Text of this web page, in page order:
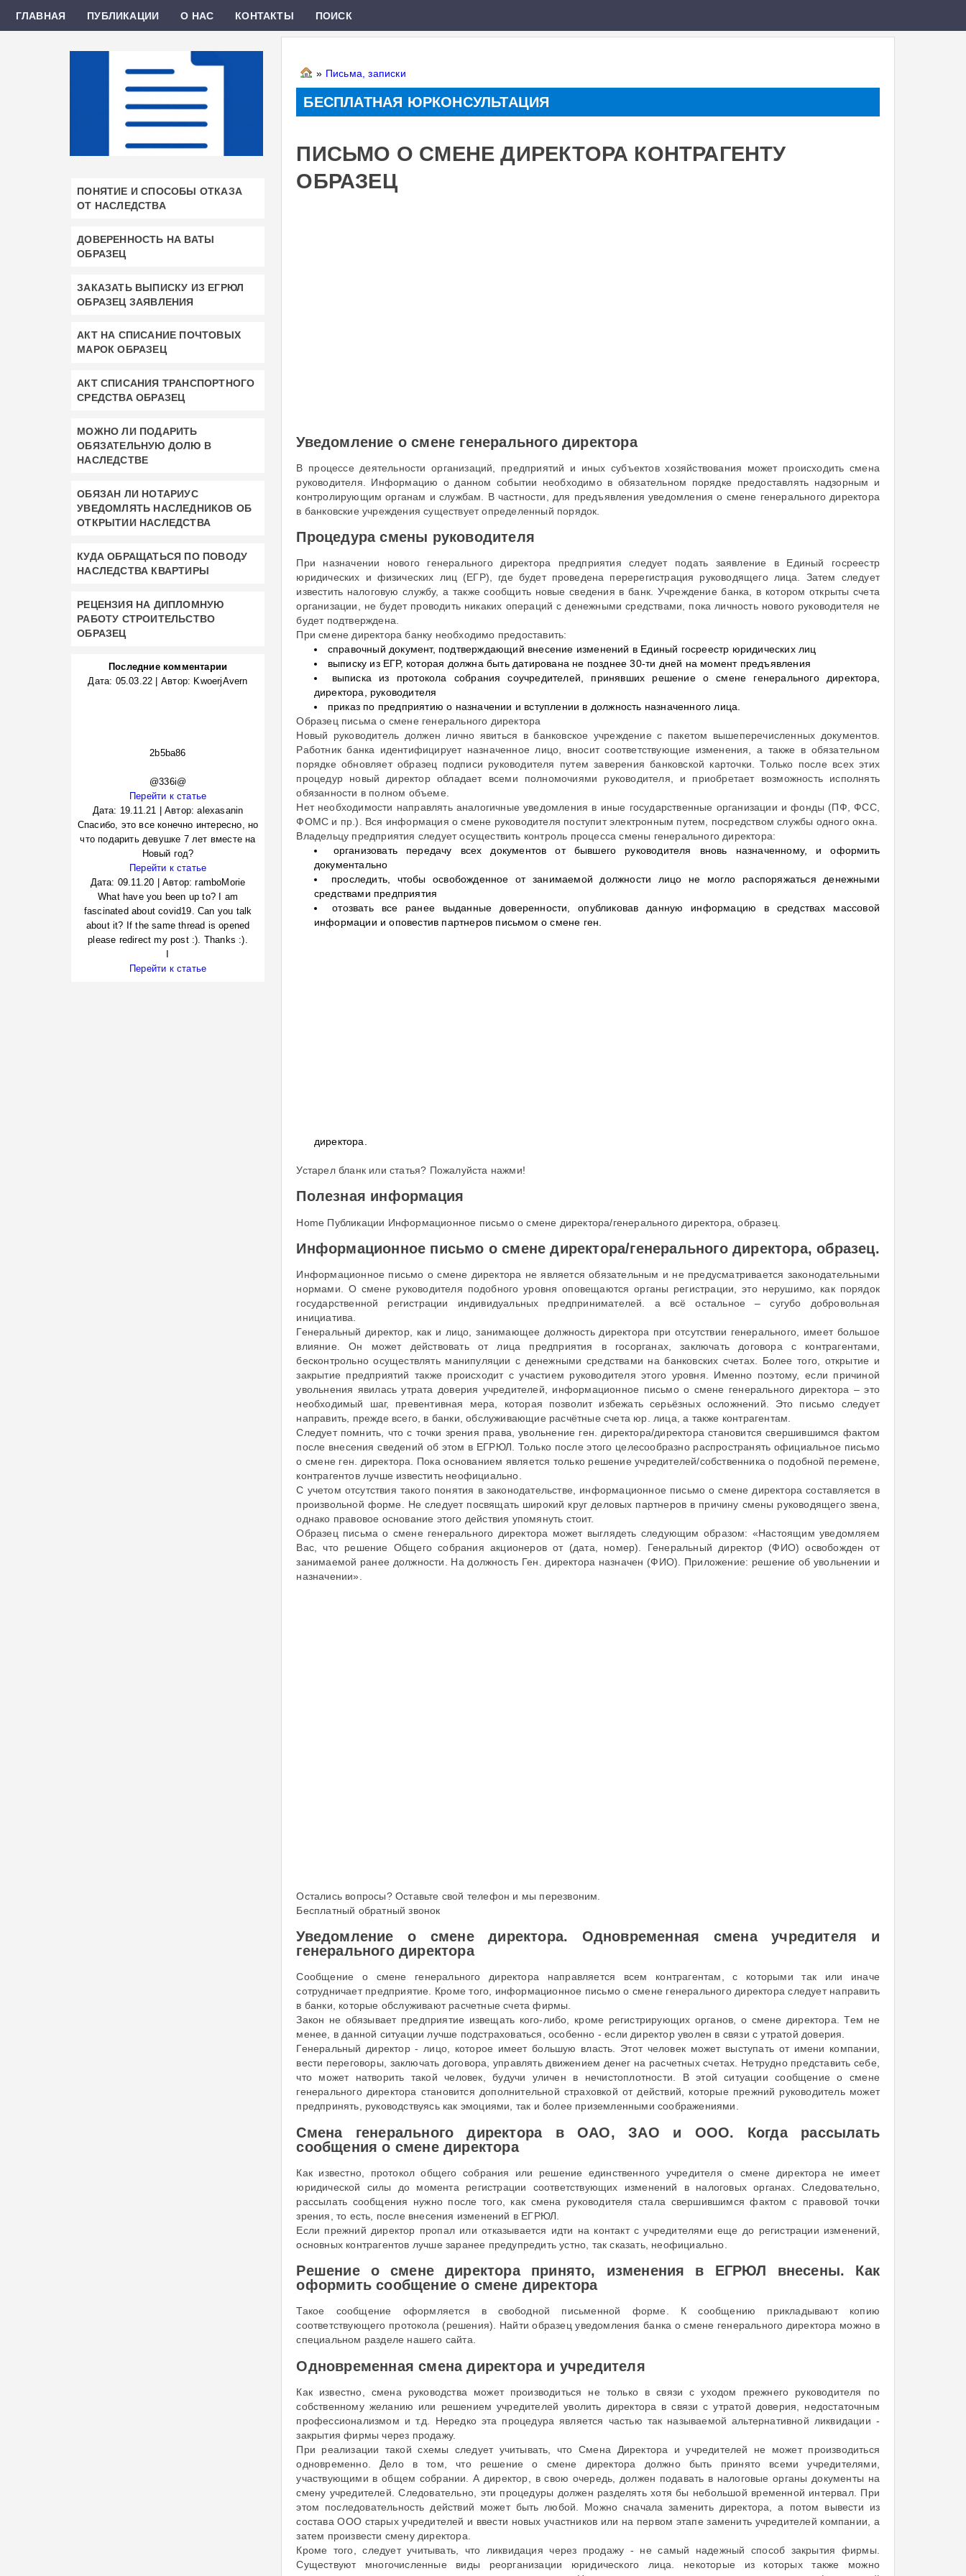
» Письма, записки
БЕСПЛАТНАЯ ЮРКОНСУЛЬТАЦИЯ
ПИСЬМО О СМЕНЕ ДИРЕКТОРА КОНТРАГЕНТУ
ОБРАЗЕЦ
Уведомление о смене генерального директора
В процессе деятельности организаций, предприятий и иных субъектов хозяйствования может происходить смена
руководителя. Информацию о данном событии необходимо в обязательном порядке предоставлять надзорным и
контролирующим органам и службам. В частности, для предъявления уведомления о смене генерального директора
в банковские учреждения существует определенный порядок.
Процедура смены руководителя
При назначении нового генерального директора предприятия следует подать заявление в Единый госреестр
юридических и физических лиц (ЕГР), где будет проведена перерегистрация руководящего лица. Затем следует
известить налоговую службу, а также сообщить новые сведения в банк. Учреждение банка, в котором открыты счета
организации, не будет проводить никаких операций с денежными средствами, пока личность нового руководителя не
будет подтверждена.
При смене директора банку необходимо предоставить:
справочный документ, подтверждающий внесение изменений в Единый госреестр юридических лиц
выписку из ЕГР, которая должна быть датирована не позднее 30-ти дней на момент предъявления
выписка из протокола собрания соучредителей, принявших решение о смене генерального директора,
директора, руководителя
приказ по предприятию о назначении и вступлении в должность назначенного лица.
Образец письма о смене генерального директора
Новый руководитель должен лично явиться в банковское учреждение с пакетом вышеперечисленных документов.
Работник банка идентифицирует назначенное лицо, вносит соответствующие изменения, а также в обязательном
порядке обновляет образец подписи руководителя путем заверения банковской карточки. Только после всех этих
процедур новый директор обладает всеми полномочиями руководителя, и приобретает возможность исполнять
обязанности в полном объеме.
Нет необходимости направлять аналогичные уведомления в иные государственные организации и фонды (ПФ, ФСС,
ФОМС и пр.). Вся информация о смене руководителя поступит электронным путем, посредством службы одного окна.
Владельцу предприятия следует осуществить контроль процесса смены генерального директора:
организовать передачу всех документов от бывшего руководителя вновь назначенному, и оформить
документально
проследить, чтобы освобожденное от занимаемой должности лицо не могло распоряжаться денежными
средствами предприятия
отозвать все ранее выданные доверенности, опубликовав данную информацию в средствах массовой
информации и оповестив партнеров письмом о смене ген.
директора.
Устарел бланк или статья? Пожалуйста нажми!
Полезная информация
Home Публикации Информационное письмо о смене директора/генерального директора, образец.
Информационное письмо о смене директора/генерального директора, образец.
Информационное письмо о смене директора не является обязательным и не предусматривается законодательными
нормами. О смене руководителя подобного уровня оповещаются органы регистрации, это нерушимо, как порядок
государственной регистрации индивидуальных предпринимателей. а всё остальное – сугубо добровольная
инициатива.
Генеральный директор, как и лицо, занимающее должность директора при отсутствии генерального, имеет большое
влияние. Он может действовать от лица предприятия в госорганах, заключать договора с контрагентами,
бесконтрольно осуществлять манипуляции с денежными средствами на банковских счетах. Более того, открытие и
закрытие предприятий также происходит с участием руководителя этого уровня. Именно поэтому, если причиной
увольнения явилась утрата доверия учредителей, информационное письмо о смене генерального директора – это
необходимый шаг, превентивная мера, которая позволит избежать серьёзных осложнений. Это письмо следует
направить, прежде всего, в банки, обслуживающие расчётные счета юр. лица, а также контрагентам.
Следует помнить, что с точки зрения права, увольнение ген. директора/директора становится свершившимся фактом
после внесения сведений об этом в ЕГРЮЛ. Только после этого целесообразно распространять официальное письмо
о смене ген. директора. Пока основанием является только решение учредителей/собственника о подобной перемене,
контрагентов лучше известить неофициально.
С учетом отсутствия такого понятия в законодательстве, информационное письмо о смене директора составляется в
произвольной форме. Не следует посвящать широкий круг деловых партнеров в причину смены руководящего звена,
однако правовое основание этого действия упомянуть стоит.
Образец письма о смене генерального директора может выглядеть следующим образом: «Настоящим уведомляем
Вас, что решение Общего собрания акционеров от (дата, номер). Генеральный директор (ФИО) освобожден от
занимаемой ранее должности. На должность Ген. директора назначен (ФИО). Приложение: решение об увольнении и
назначении».
Остались вопросы? Оставьте свой телефон и мы перезвоним.
Бесплатный обратный звонок
Уведомление о смене директора. Одновременная смена учредителя и
генерального директора
Сообщение о смене генерального директора направляется всем контрагентам, с которыми так или иначе
сотрудничает предприятие. Кроме того, информационное письмо о смене генерального директора следует направить
в банки, которые обслуживают расчетные счета фирмы.
Закон не обязывает предприятие извещать кого-либо, кроме регистрирующих органов, о смене директора. Тем не
менее, в данной ситуации лучше подстраховаться, особенно - если директор уволен в связи с утратой доверия.
Генеральный директор - лицо, которое имеет большую власть. Этот человек может выступать от имени компании,
вести переговоры, заключать договора, управлять движением денег на расчетных счетах. Нетрудно представить себе,
что может натворить такой человек, будучи уличен в нечистоплотности. В этой ситуации сообщение о смене
генерального директора становится дополнительной страховкой от действий, которые прежний руководитель может
предпринять, руководствуясь как эмоциями, так и более приземленными соображениями.
Смена генерального директора в ОАО, ЗАО и ООО. Когда рассылать
сообщения о смене директора
Как известно, протокол общего собрания или решение единственного учредителя о смене директора не имеет
юридической силы до момента регистрации соответствующих изменений в налоговых органах. Следовательно,
рассылать сообщения нужно после того, как смена руководителя стала свершившимся фактом с правовой точки
зрения, то есть, после внесения изменений в ЕГРЮЛ.
Если прежний директор пропал или отказывается идти на контакт с учредителями еще до регистрации изменений,
основных контрагентов лучше заранее предупредить устно, так сказать, неофициально.
Решение о смене директора принято, изменения в ЕГРЮЛ внесены. Как
оформить сообщение о смене директора
Такое сообщение оформляется в свободной письменной форме. К сообщению прикладывают копию
соответствующего протокола (решения). Найти образец уведомления банка о смене генерального директора можно в
специальном разделе нашего сайта.
Одновременная смена директора и учредителя
Как известно, смена руководства может производиться не только в связи с уходом прежнего руководителя по
собственному желанию или решением учредителей уволить директора в связи с утратой доверия, недостаточным
профессионализмом и т.д. Нередко эта процедура является частью так называемой альтернативной ликвидации -
закрытия фирмы через продажу.
При реализации такой схемы следует учитывать, что Смена Директора и учредителей не может производиться
одновременно. Дело в том, что решение о смене директора должно быть принято всеми учредителями,
участвующими в общем собрании. А директор, в свою очередь, должен подавать в налоговые органы документы на
смену учредителей. Следовательно, эти процедуры должен разделять хотя бы небольшой временной интервал. При
этом последовательность действий может быть любой. Можно сначала заменить директора, а потом вывести из
состава ООО старых учредителей и ввести новых участников или на первом этапе заменить учредителей компании, а
затем произвести смену директора.
Кроме того, следует учитывать, что ликвидация через продажу - не самый надежный способ закрытия фирмы.
Существуют многочисленные виды реорганизации юридического лица. некоторые из которых также можно
ПОНЯТИЕ И СПОСОБЫ ОТКАЗА
ОТ НАСЛЕДСТВА
ДОВЕРЕННОСТЬ НА ВАТЫ
ОБРАЗЕЦ
ЗАКАЗАТЬ ВЫПИСКУ ИЗ ЕГРЮЛ
ОБРАЗЕЦ ЗАЯВЛЕНИЯ
АКТ НА СПИСАНИЕ ПОЧТОВЫХ
МАРОК ОБРАЗЕЦ
АКТ СПИСАНИЯ ТРАНСПОРТНОГО
СРЕДСТВА ОБРАЗЕЦ
МОЖНО ЛИ ПОДАРИТЬ
ОБЯЗАТЕЛЬНУЮ ДОЛЮ В
НАСЛЕДСТВЕ
ОБЯЗАН ЛИ НОТАРИУС
УВЕДОМЛЯТЬ НАСЛЕДНИКОВ ОБ
ОТКРЫТИИ НАСЛЕДСТВА
КУДА ОБРАЩАТЬСЯ ПО ПОВОДУ
НАСЛЕДСТВА КВАРТИРЫ
РЕЦЕНЗИЯ НА ДИПЛОМНУЮ
РАБОТУ СТРОИТЕЛЬСТВО
ОБРАЗЕЦ
Последние комментарии
Дата: 05.03.22 Автор: KwoerjAvern
2b5ba86
@336i@
Перейти к статье
Дата: 19.11.21 |Автор:alexasanin
Спасибо, это все конечно интересно, но
что подарить девушке 7 лет вместе на
Новый год?
Перейти к статье
Дата: 09.11.20 |Автор:ramboMorie
What have you been up to? I am
fascinated about covid19. Can you talk
about it? If the same thread is opened
please redirect my post :). Thanks :).
Перейти к статье
ГЛАВНАЯ ПУБЛИКАЦИИ О НАС КОНТАКТЫ ПОИСК